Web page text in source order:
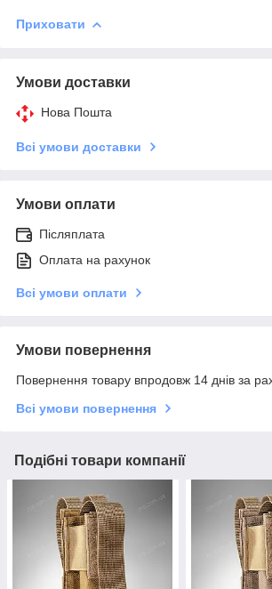
Приховати
Умови доставки
Нова Пошта
Всі умови доставки
Умови оплати
Післяплата
Оплата на рахунок
Всі умови оплати
Умови повернення
Повернення товару впродовж 14 днів за
Всі умови повернення
Подібні товари компанії